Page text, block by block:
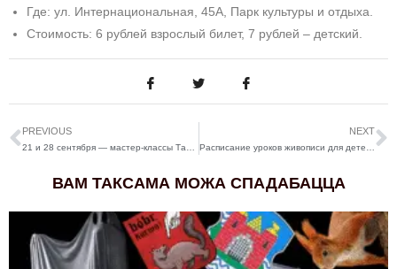
Где: ул. Интернациональная, 45А, Парк культуры и отдыха.
Стоимость: 6 рублей взрослый билет, 7 рублей – детский.
PREVIOUS NEXT
ВАМ ТАКСАМА МОЖА СПАДАБАЦЦА